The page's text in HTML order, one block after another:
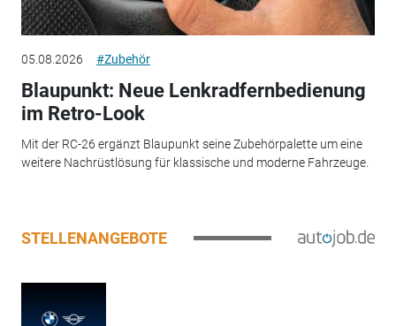
05.08.2026 #Zubehör
Blaupunkt: Neue Lenkradfernbedienung
im Retro-Look
Mit der RC-26 ergänzt Blaupunkt seine Zubehörpalette um eine
weitere Nachrüstlösung für klassische und moderne Fahrzeuge.
STELLENANGEBOTE